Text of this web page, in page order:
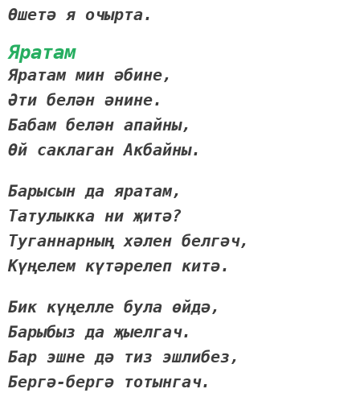
Өшетә я очырта.
Яратам
Яратам мин әбине,
Әти белән әнине.
Бабам белән апайны,
Өй саклаган Акбайны.
Барысын да яратам,
Татулыкка ни җитә?
Туганнарның хәлен белгәч,
Күңелем күтәрелеп китә.
Бик күңелле була өйдә,
Барыбыз да җыелгач.
Бар эшне дә тиз эшлибез,
Бергә-бергә тотынгач.